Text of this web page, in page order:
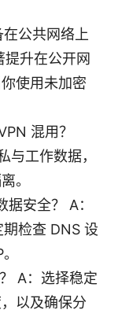
公共网络上
提升在公开网
使用未加密
混用？
与工作数据，
。
安全？ A：
检查 DNS 设
A：选择稳定
以及确保分